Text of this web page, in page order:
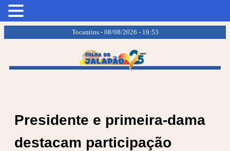
Tocantins - 08/08/2026 - 19:53
Presidente e primeira-dama
destacam participação